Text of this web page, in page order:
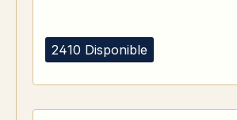
2410 Disponible